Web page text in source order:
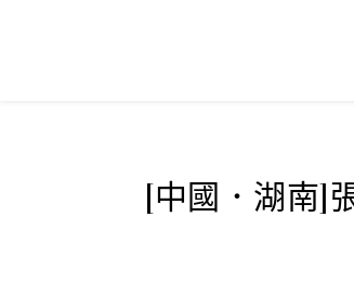
[中國．湖南]